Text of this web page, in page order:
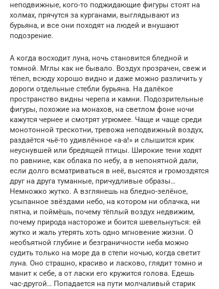
неподвижные, кого-то поджидающие фигуры стоят на
холмах, прячутся за курганами, выглядывают из
бурьяна, и все они походят на людей и внушают
подозрение.
А когда восходит луна, ночь становится бледной и
томной. Мглы как не бывало. Воздух прозрачен, свеж и
тёпел, всюду хорошо видно и даже можно различить у
дороги отдельные стебли бурьяна. На далёкое
пространство видны черепа и камни. Подозрительные
фигуры, похожие на монахов, на светлом фоне ночи
кажутся чернее и смотрят угрюмее. Чаще и чаще среди
монотонной трескотни, тревожа неподвижный воздух,
раздаётся чьё-то удивлённое «а-а!» и слышится крик
неуснувшей или бредящей птицы. Широкие тени ходят
по равнине, как облака по небу, а в непонятной дали,
если долго всматриваться в неё, высятся и громоздятся
друг на друга туманные, причудливые образы…
Немножко жутко. А взглянешь на бледно-зелёное,
усыпанное звёздами небо, на котором ни облачка, ни
пятна, и поймёшь, почему тёплый воздух недвижим,
почему природа настороже и боится шевельнуться: ей
жутко и жаль утерять хоть одно мгновение жизни. О
необъятной глубине и безграничности неба можно
судить только на море да в степи ночью, когда светит
луна. Оно страшно, красиво и ласково, глядит томно и
манит к себе, а от ласки его кружится голова. Едешь
час-другой… Попадается на пути молчаливый старик